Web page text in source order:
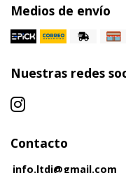
Medios de envío
Nuestras redes
Contacto
info.ltdj@gmail.com